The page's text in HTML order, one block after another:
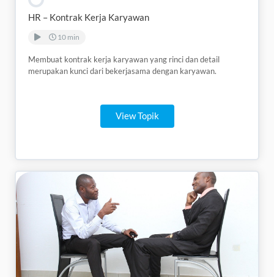
HR – Kontrak Kerja Karyawan
10 min
Membuat kontrak kerja karyawan yang rinci dan detail
merupakan kunci dari bekerjasama dengan karyawan.
View Topik